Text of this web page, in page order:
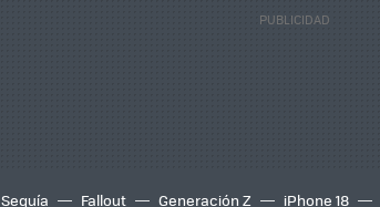
Sequía Fallout Generación Z iPhone 18